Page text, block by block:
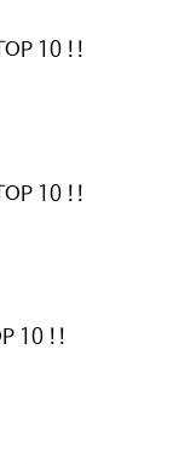
10 !!
10 !!
10 !!